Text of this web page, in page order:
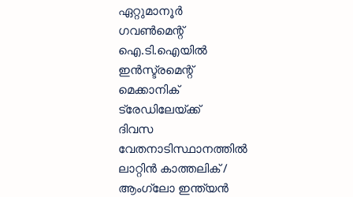
ഏറ്റുമാനൂർ
ഗവൺമെന്റ്
ഐ.ടി.ഐയിൽ
ഇൻസ്ട്രമെന്റ്
മെക്കാനിക്
ട്രേഡിലേയ്ക്ക്
ദിവസ
വേതനാടിസ്ഥാനത്തിൽ
ലാറ്റിൻ കാത്തലിക് /
ആംഗ്ലോ ഇന്ത്യൻ